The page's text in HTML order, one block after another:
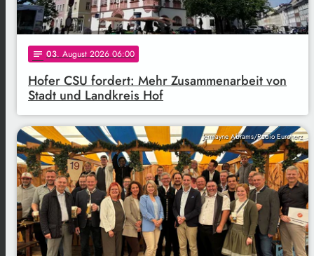
notes 03. August 2026 06:00
Hofer CSU fordert: Mehr Zusammenarbeit von
Stadt und Landkreis Hof
Jermayne Abrams/Radio Euroherz